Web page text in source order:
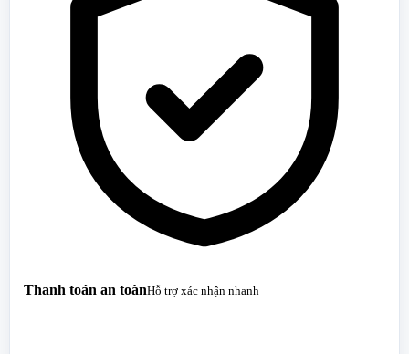
Thanh toán an toànHỗ trợ xác nhận nhanh